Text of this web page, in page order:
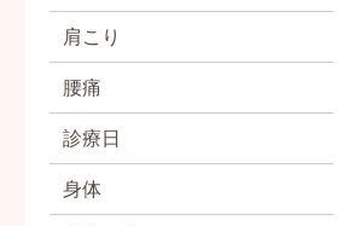
肩こり
腰痛
診療日
身体